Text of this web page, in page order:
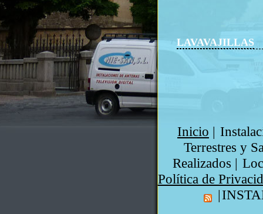
LAVAVAJILLAS
Inicio |
Terrestres y
Realizados |
Política de
|